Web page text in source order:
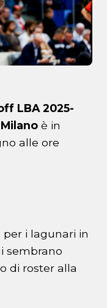
LBA 2025-
è in
alle ore
i lagunari in
sembrano
di roster alla